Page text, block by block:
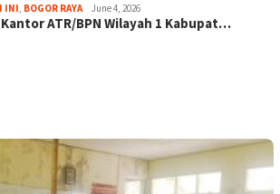
INI, BOGOR RAYA June 4, 2026
ATR/BPN Wilayah 1 Kabupat…